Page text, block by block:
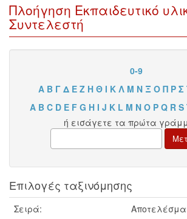
Πλοήγηση Εκπαιδευτικό
Συντελεστή
0-9
Α Β Γ Δ Ε Ζ Η Θ Ι Κ Λ Μ Ν Ξ Ο Π Ρ Σ
A B C D E F G H I J K L M N O P Q R S
ή εισάγετε τα πρώτα
Επιλογές ταξινόμησης
Σειρά: